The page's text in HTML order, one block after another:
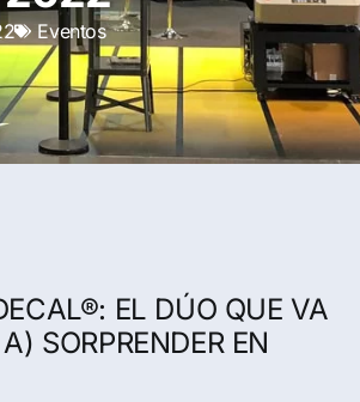
Eventos
EL DÚO QUE VA
SORPRENDER EN